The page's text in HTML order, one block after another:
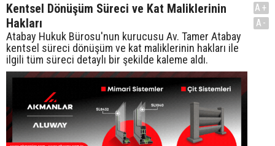
Kentsel Dönüşüm Süreci ve Kat Maliklerinin
Hakları
Atabay Hukuk Bürosu'nun kurucusu Av. Tamer Atabay
kentsel süreci dönüşüm ve kat maliklerinin hakları ile
ilgili tüm süreci detaylı bir şekilde kaleme aldı.
A+
A-